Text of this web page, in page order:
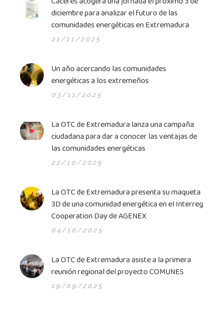
diciembre para analizar el futuro de las
comunidades energéticas en Extremadura
21/11/2025
Un año acercando las comunidades
energéticas a los extremeños
03/11/2025
La OTC de Extremadura lanza una campaña
ciudadana para dar a conocer las ventajas de
las comunidades energéticas
22/10/2025
La OTC de Extremadura presenta su maqueta
3D de una comunidad energética en el Interreg
Cooperation Day de AGENEX
04/10/2025
La OTC de Extremadura asiste a la primera
reunión regional del proyecto COMUNES
19/09/2025